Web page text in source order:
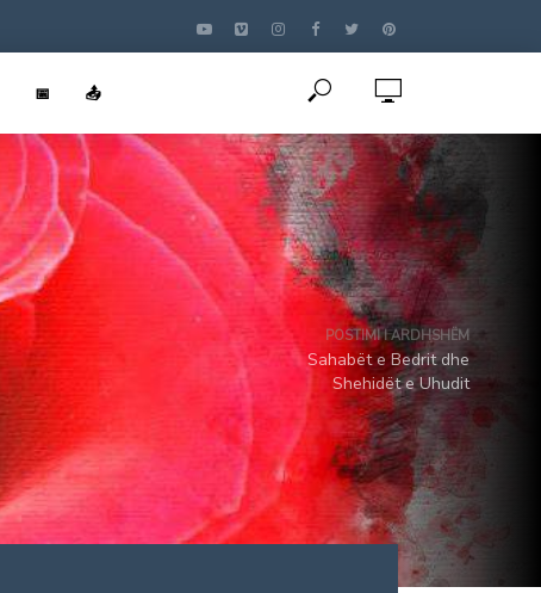
📅 📤
POSTIMI I ARDHSHËM
Sahabët e Bedrit dhe
Shehidët e Uhudit